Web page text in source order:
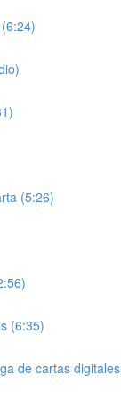
(5:26)
(6:35)
de cartas digitales